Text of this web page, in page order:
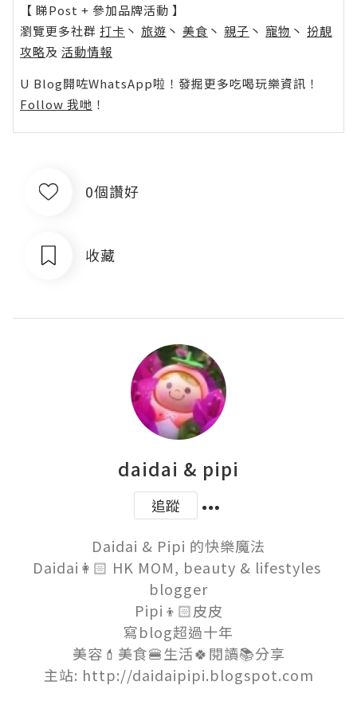
【 睇Post + 參加品牌活動 】
瀏覽更多社群 打卡 丶 旅遊 丶 美食 丶 親子 丶 寵物 丶 扮靚
攻略及 活動情報
U Blog開咗WhatsApp啦！發掘更多吃喝玩樂資訊！
Follow 我哋 ！
0個讚好
收藏
daidai & pipi
追蹤
Daidai & Pipi 的快樂魔法
Daidai👩🏻 HK MOM, beauty & lifestyles
blogger
Pipi👦🏻皮皮
寫blog超過十年
美容💄美食🍔生活🍀閱讀📚分享
主站: http://daidaipipi.blogspot.com